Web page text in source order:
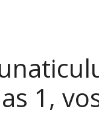
1,